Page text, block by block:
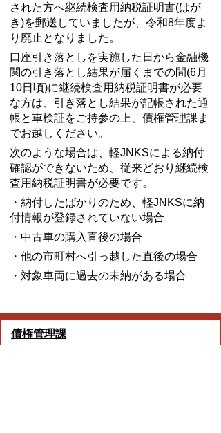
された方へ継続検査用納税証明書(はが
き)を郵送していましたが、令和8年度よ
り廃止となりました。
口座引き落としを実施した日から金融機
関の引き落とし結果が届くまでの間(6月
10日頃)に継続検査用納税証明書が必要
な方は、引き落とし結果が記帳された通
帳と車検証をご持参の上、債権管理課ま
でお越しください。
次のような場合は、軽JNKSによる納付
確認ができないため、従来どおり継続検
査用納税証明書が必要です。
・納付したばかりのため、軽JNKSに納
付情報が登録されていない場合
・中古車の購入直後の場合
・他の市町村へ引っ越した直後の場合
・対象車両に過去の未納がある場合
債権管理課